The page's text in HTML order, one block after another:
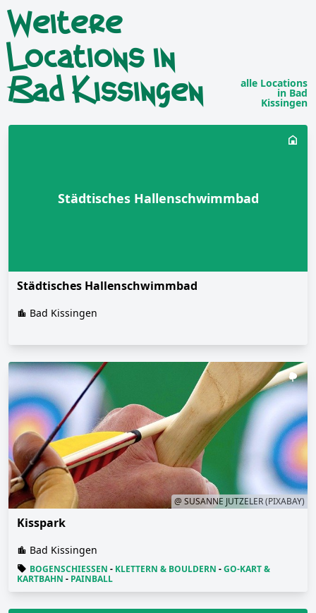
Weitere
Locations in
Bad Kissingen
alle Locations
in Bad
Kissingen
Städtisches Hallenschwimmbad
Städtisches Hallenschwimmbad
Bad Kissingen
@ SUSANNE JUTZELER (PIXABAY)
Kisspark
Bad Kissingen
BOGENSCHIESSEN - KLETTERN & BOULDERN -GO-KART &
KARTBAHN - PAINBALL